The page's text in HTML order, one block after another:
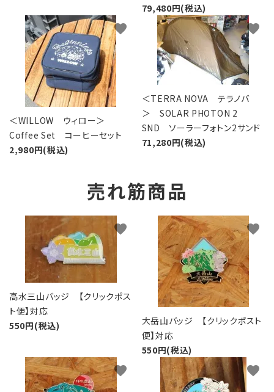
79,480円(税込)
＜WILLOW ウィロー＞
Coffee Set コーヒーセット
2,980円(税込)
favorite
＜TERRA NOVA テラノバ
＞ SOLAR PHOTON 2
SND ソーラーフォトン2サンド
71,280円(税込)
favorite
売れ筋商品
高水三山バッジ 【クリックポス
ト便】対応
550円(税込)
favorite
大岳山バッジ 【クリックポスト
便】対応
550円(税込)
favorite
favorite favorite